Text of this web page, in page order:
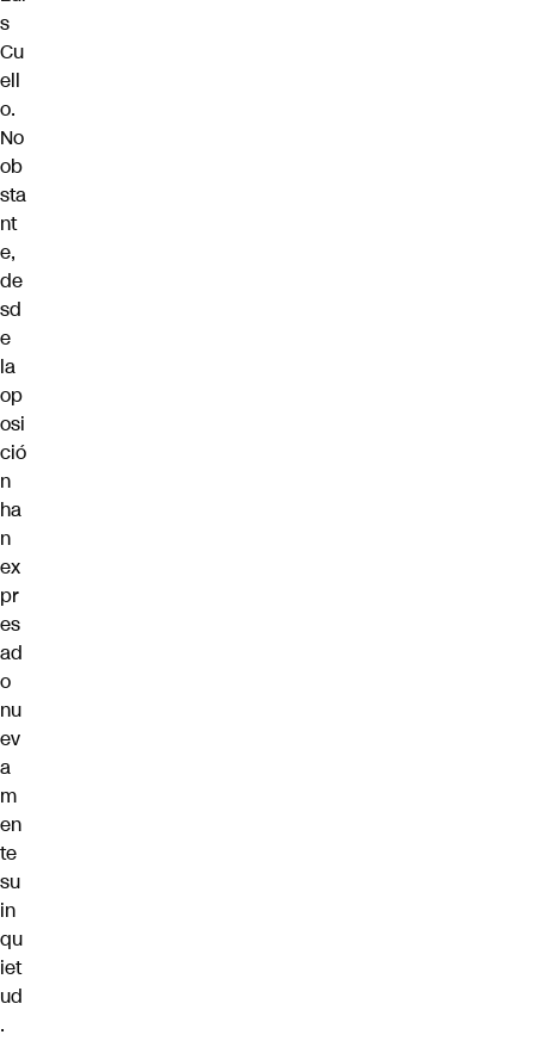
s
Cu
ell
o.
No
ob
sta
nt
e,
de
sd
e
la
op
osi
ció
n
ha
n
ex
pr
es
ad
o
nu
ev
a
m
en
te
su
in
qu
iet
ud
.